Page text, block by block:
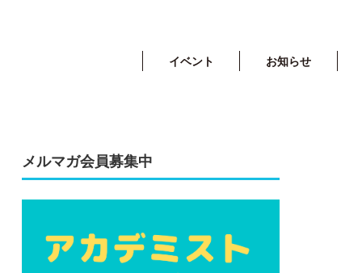
イベント お知らせ
メルマガ会員募集中